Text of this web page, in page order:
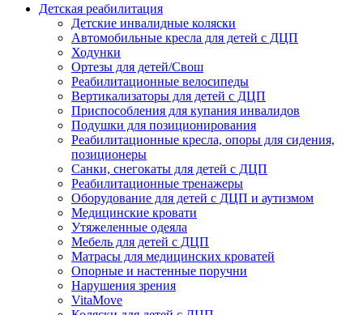
Детская реабилитация
Детские инвалидные коляски
Автомобильные кресла для детей с ДЦП
Ходунки
Ортезы для детей/Свош
Реабилитационные велосипеды
Вертикализаторы для детей с ДЦП
Приспособления для купания инвалидов
Подушки для позиционирования
Реабилитационные кресла, опоры для сидения,
позиционеры
Санки, снегокаты для детей с ДЦП
Реабилитационные тренажеры
Оборудование для детей с ДЦП и аутизмом
Медицинские кровати
Утяжеленные одеяла
Мебель для детей с ДЦП
Матрасы для медицинских кроватей
Опорные и настенные поручни
Нарушения зрения
VitaMove